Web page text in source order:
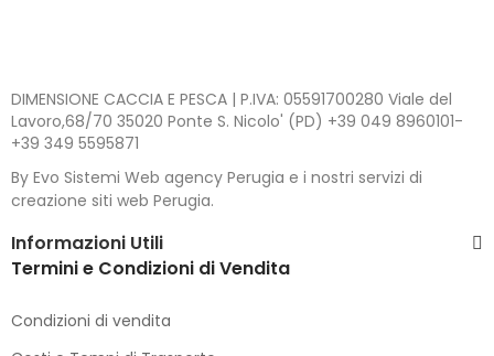
DIMENSIONE CACCIA E PESCA | P.IVA: 05591700280 Viale del
Lavoro,68/70 35020 Ponte S. Nicolo' (PD) +39 049 8960101-
+39 349 5595871
By Evo Sistemi Web agency Perugia e i nostri servizi di
creazione siti web Perugia.
Informazioni Utili
Termini e Condizioni di Vendita
Condizioni di vendita